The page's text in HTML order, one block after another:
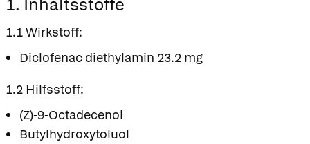
1. Inhaltsstoffe
1.1 Wirkstoff:
Diclofenac diethylamin 23.2 mg
1.2 Hilfsstoff:
(Z)-9-Octadecenol
Butylhydroxytoluol